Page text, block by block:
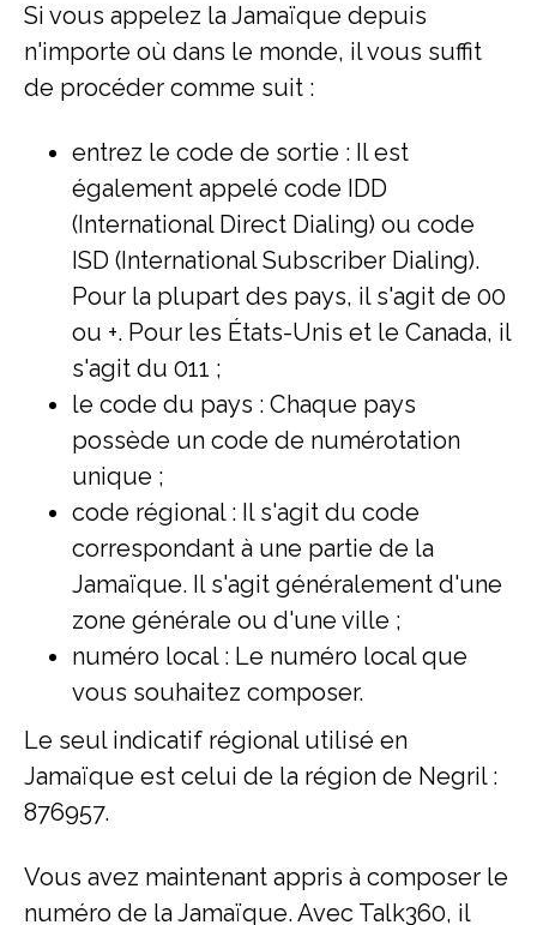
Si vous appelez la Jamaïque depuis
n'importe où dans le monde, il vous suffit
de procéder comme suit :
entrez le code de sortie : Il est
également appelé code IDD
(International Direct Dialing) ou code
ISD (International Subscriber Dialing).
Pour la plupart des pays, il s'agit de 00
ou +. Pour les États-Unis et le Canada, il
s'agit du 011 ;
le code du pays : Chaque pays
possède un code de numérotation
unique ;
code régional : Il s'agit du code
correspondant à une partie de la
Jamaïque. Il s'agit généralement d'une
zone générale ou d'une ville ;
numéro local : Le numéro local que
vous souhaitez composer.
Le seul indicatif régional utilisé en
Jamaïque est celui de la région de Negril :
876957.
Vous avez maintenant appris à composer le
numéro de la Jamaïque. Avec Talk360, il